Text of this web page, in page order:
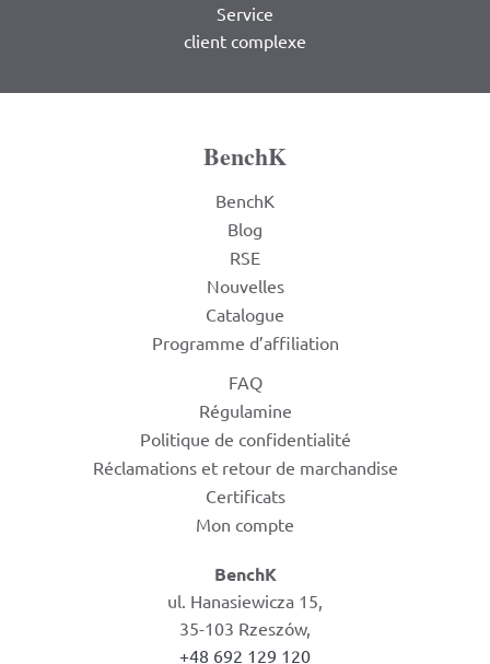
Service
client complexe
BenchK
BenchK
Blog
RSE
Nouvelles
Catalogue
Programme d’affiliation
FAQ
Régulamine
Politique de confidentialité
Réclamations et retour de marchandise
Certificats
Mon compte
BenchK
ul. Hanasiewicza 15,
35-103 Rzeszów,
+48 692 129 120